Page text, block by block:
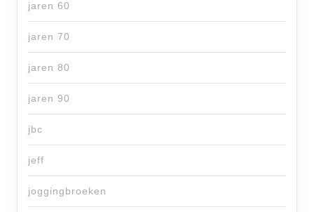
jaren 60
jaren 70
jaren 80
jaren 90
jbc
jeff
joggingbroeken